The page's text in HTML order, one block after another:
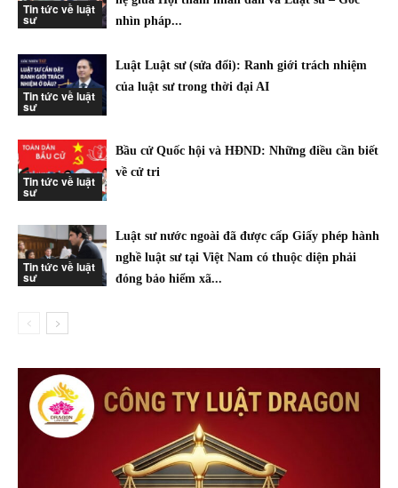
Tin tức về luật
sư
nhìn pháp...
Tin tức về luật
sư
Luật Luật sư (sửa đổi): Ranh giới trách nhiệm
của luật sư trong thời đại AI
Tin tức về luật
sư
Bầu cử Quốc hội và HĐND: Những điều cần biết
về cử tri
Tin tức về luật
sư
Luật sư nước ngoài đã được cấp Giấy phép hành
nghề luật sư tại Việt Nam có thuộc diện phải
đóng bảo hiểm xã...